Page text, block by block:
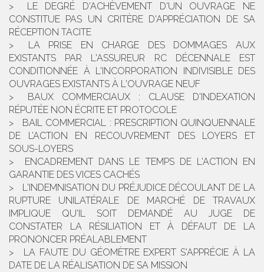
LE DEGRÉ D'ACHÈVEMENT D'UN OUVRAGE NE
CONSTITUE PAS UN CRITÈRE D'APPRÉCIATION DE SA
RÉCEPTION TACITE
LA PRISE EN CHARGE DES DOMMAGES AUX
EXISTANTS PAR L'ASSUREUR RC DÉCENNALE EST
CONDITIONNÉE À L'INCORPORATION INDIVISIBLE DES
OUVRAGES EXISTANTS À L'OUVRAGE NEUF
BAUX COMMERCIAUX : CLAUSE D'INDEXATION
RÉPUTÉE NON ÉCRITE ET PROTOCOLE
BAIL COMMERCIAL : PRESCRIPTION QUINQUENNALE
DE L’ACTION EN RECOUVREMENT DES LOYERS ET
SOUS-LOYERS
ENCADREMENT DANS LE TEMPS DE L'ACTION EN
GARANTIE DES VICES CACHÉS
L'INDEMNISATION DU PRÉJUDICE DÉCOULANT DE LA
RUPTURE UNILATÉRALE DE MARCHÉ DE TRAVAUX
IMPLIQUE QU'IL SOIT DEMANDÉ AU JUGE DE
CONSTATER LA RÉSILIATION ET À DÉFAUT DE LA
PRONONCER PRÉALABLEMENT
LA FAUTE DU GÉOMÈTRE EXPERT S'APPRÉCIE À LA
DATE DE LA RÉALISATION DE SA MISSION